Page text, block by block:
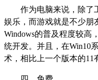
作为电脑来说，除了
娱乐，而游戏就是不少朋
Windows的普及程度较高
统开发。并且，在Win10
术，相比上一个版本的11